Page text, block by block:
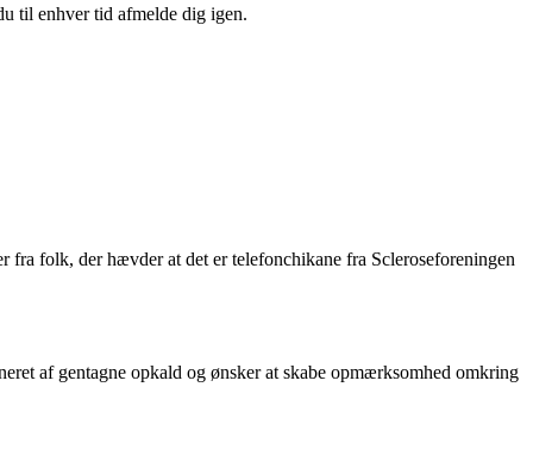
til enhver tid afmelde dig igen.
fra folk, der hævder at det er telefonchikane fra Scleroseforeningen
af gentagne opkald og ønsker at skabe opmærksomhed omkring